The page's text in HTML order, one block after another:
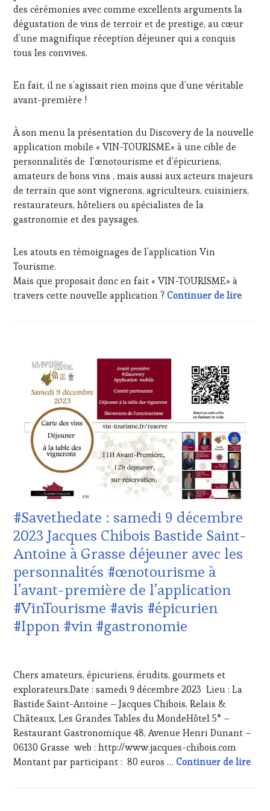
TV,
WEB
OENOTOURISME
PALETTE,
PARTENAIRES
TOURISME
PRODUCTEURS
TERROIR,
RESTAURATEUR,
CUISINIER,
ŒNOLOGUE,
SOMMELIER,
SAINTE-
VICTOIRE
INTERNATIONAUX,
BY,
TASTING
MOVIE,
VAR,
VIGNOBLES,
FAME,
TOURISM
TOURISM
TOUR
MOVIE
WINETASTINGVOUCHER.COM
des cérémonies avec comme excellents arguments la
dégustation de vins de terroir et de prestige, au cœur
d’une magnifique réception déjeuner qui a conquis
tous les convives.
En fait, il ne s’agissait rien moins que d’une véritable
avant-première !
À son menu la présentation du Discovery de la nouvelle
application mobile « VIN-TOURISME» à une cible de
personnalités de l’œnotourisme et d’épicuriens,
amateurs de bons vins , mais aussi aux acteurs majeurs
de terrain que sont vignerons, agriculteurs, cuisiniers,
restaurateurs, hôteliers ou spécialistes de la
gastronomie et des paysages.
Les atouts en témoignages de l’application Vin
Tourisme.
Mais que proposait donc en fait « VIN-TOURISME» à
travers cette nouvelle application ?Continuer de lire
CLUB
TASTING
VOUCHER,
CÔTES-
DE-
PROVENCE ,
DOMAINE
VITICOLE,
ADHÉRENT,
EDITION
LES
CLÉS
DU
ET
DE
LA
HAUTE
GASTRONOMIE
FRANÇAISE
DÉGUSTATIONS,
WINE
TASTING
MÉDIAS,
PRESSE
ÉCRITE,
RADIO,
TV,
#Savethedate : samedi 9 décembre
2023 Jacques Chibois Bastide Saint-
Antoine à Grasse déjeuner avec les
personnalités #œnotourisme à
l’avant-première de l’application
#VinTourisme #avis #épicurien
#Ippon #vin #gastronomie
2023
Chers amateurs, épicuriens, érudits, gourmets et
explorateurs,Date : samedi 9 décembre 2023 Lieu : La
Bastide Saint-Antoine – Jacques Chibois, Relais &
Châteaux, Les Grandes Tables du MondeHôtel 5* –
Restaurant Gastronomique 48, Avenue Henri Dunant –
06130 Grasse web : http://www.jacques-chibois.com
Montant par participant : 80 euros …Continuer de lire